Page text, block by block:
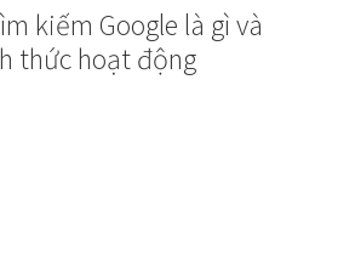
kiếm Google là gì và
thức hoạt động